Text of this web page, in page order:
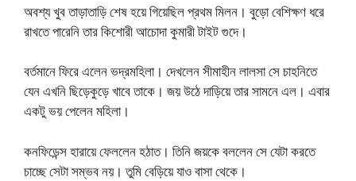
অবশ্য খুব তাড়াতাড়ি শেষ হয়ে গিয়েছিল প্রথম মিলন। বুড়ো বেশিক্ষণ ধরে
রাখতে পারেনি তার কিশোরী আচোদা কুমারী টাইট গুদে।
বর্তমানে ফিরে এলেন ভদ্রমহিলা। দেখলেন সীমাহীন লালসা সে চাহনিতে
যেন এখনি ছিড়েকুড়ে খাবে তাকে। জয় উঠে দাড়িয়ে তার সামনে এল। এবার
একটু ভয় পেলেন মহিলা।
কনফিডেন্স হারায়ে ফেললেন হঠাত। তিনি জয়কে বললেন সে যেটা করতে
চাচ্ছে সেটা সম্ভব নয়। তুমি বেড়িয়ে যাও বাসা থেকে।